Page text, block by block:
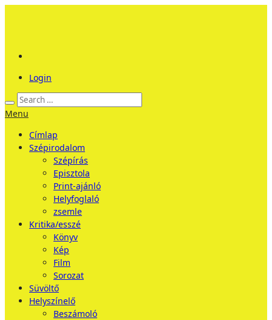
Login
Menu
Címlap
Szépirodalom
Szépírás
Episztola
Print-ajánló
Helyfoglaló
zsemle
Kritika/esszé
Könyv
Kép
Film
Sorozat
Süvöltő
Helyszínelő
Beszámoló